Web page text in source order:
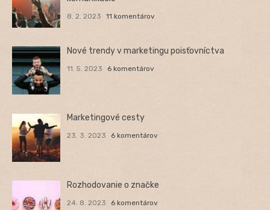
8. 2. 2023 11 komentárov
Nové trendy v marketingu poisťovníctva
11. 5. 2023 6 komentárov
Marketingové cesty
23. 3. 2023 6 komentárov
Rozhodovanie o značke
24. 8. 2023 6 komentárov